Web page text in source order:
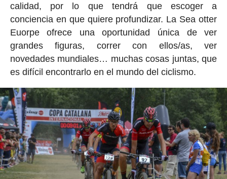
calidad, por lo que tendrá que escoger a
conciencia en que quiere profundizar. La Sea otter
Euorpe ofrece una oportunidad única de ver
grandes figuras, correr con ellos/as, ver
novedades mundiales… muchas cosas juntas, que
es difícil encontrarlo en el mundo del ciclismo.